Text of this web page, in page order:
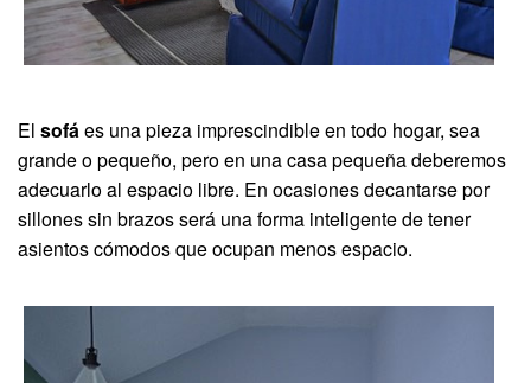
El sofáes una pieza imprescindible en todo hogar, sea
grande o pequeño, pero en una casa pequeña deberemos
adecuarlo al espacio libre. En ocasiones decantarse por
sillones sin brazos será una forma inteligente de tener
asientos cómodos que ocupan menos espacio.